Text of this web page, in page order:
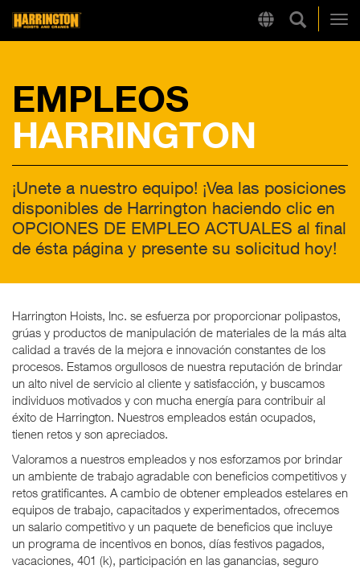
RegionHarrington
LINKS RÁPIDOS
EMPLEOS
HARRINGTON
¡Unete a nuestro equipo! ¡Vea las posiciones
disponibles de Harrington haciendo clic en
OPCIONES DE EMPLEO ACTUALES al final
de ésta página y presente su solicitud hoy!
Harrington Hoists, Inc. se esfuerza por proporcionar polipastos,
grúas y productos de manipulación de materiales de la más alta
calidad a través de la mejora e innovación constantes de los
procesos. Estamos orgullosos de nuestra reputación de brindar
un alto nivel de servicio al cliente y satisfacción, y buscamos
individuos motivados y con mucha energía para contribuir al
éxito de Harrington. Nuestros empleados están ocupados,
tienen retos y son apreciados.
Valoramos a nuestros empleados y nos esforzamos por brindar
un ambiente de trabajo agradable con beneficios competitivos y
retos gratificantes. A cambio de obtener empleados estelares en
equipos de trabajo, capacitados y experimentados, ofrecemos
un salario competitivo y un paquete de beneficios que incluye
un programa de incentivos en bonos, días festivos pagados,
vacaciones, 401 (k), participación en las ganancias, seguro